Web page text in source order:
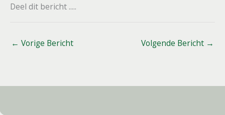
Deel dit bericht .....
← Vorige Bericht Volgende Bericht →